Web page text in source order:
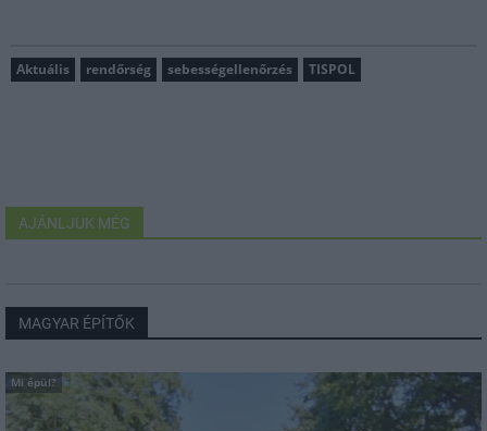
Aktuális rendőrség sebességellenőrzés TISPOL
AJÁNLJUK MÉG
MAGYAR ÉPÍTŐK
Mi épül?